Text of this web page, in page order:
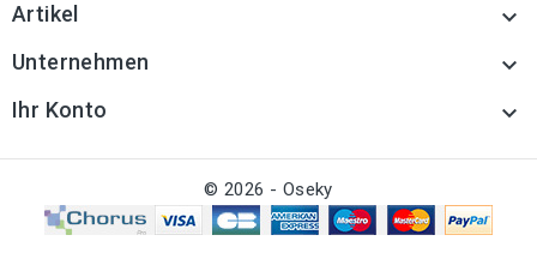
Artikel 
Unternehmen 
Ihr Konto 
© 2026 - Oseky